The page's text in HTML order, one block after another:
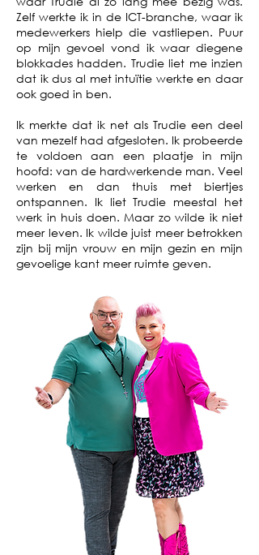
Zelf werkte ik in de ICT-branche, waar ik
medewerkers hielp die vastliepen. Puur
op mijn gevoel vond ik waar diegene
blokkades hadden. Trudie liet me inzien
dat ik dus al met intuïtie werkte en daar
ook goed in ben.
Ik merkte dat ik net als Trudie een deel
van mezelf had afgesloten. Ik probeerde
te voldoen aan een plaatje in mijn
hoofd: van de hardwerkende man. Veel
werken en dan thuis met biertjes
ontspannen. Ik liet Trudie meestal het
werk in huis doen. Maar zo wilde ik niet
meer leven. Ik wilde juist meer betrokken
zijn bij mijn vrouw en mijn gezin en mijn
gevoelige kant meer ruimte geven.